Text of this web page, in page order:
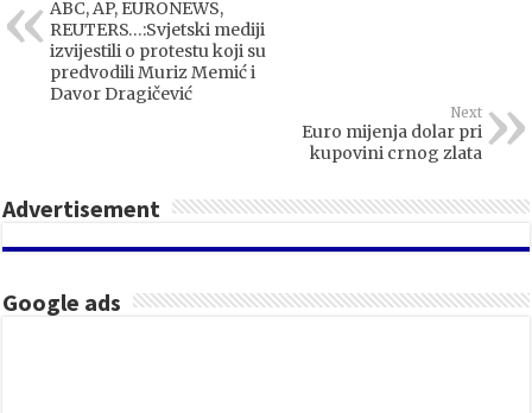
ABC, AP, EURONEWS,
REUTERS…:Svjetski mediji
izvijestili o protestu koji su
predvodili Muriz Memić i
Davor Dragičević
Next
Euro mijenja dolar pri
kupovini crnog zlata
Advertisement
Google ads